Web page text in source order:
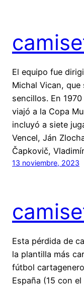
El equipo fue
Michal Vican,
sencillos. En
viajó a la Copa
incluyó a siete
Vencel, Ján
Čapkovič,
13 noviembre, 2023
Esta pérdida de
la plantilla más
fútbol
España (15 con